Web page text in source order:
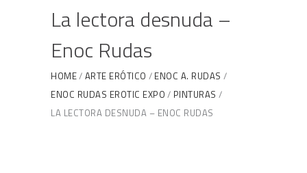
La lectora desnuda –
Enoc Rudas
HOME ARTE ERÓTICO
ENOC A. RUDAS
ENOC RUDAS EROTIC EXPO
PINTURAS
LA LECTORA DESNUDA – ENOC RUDAS